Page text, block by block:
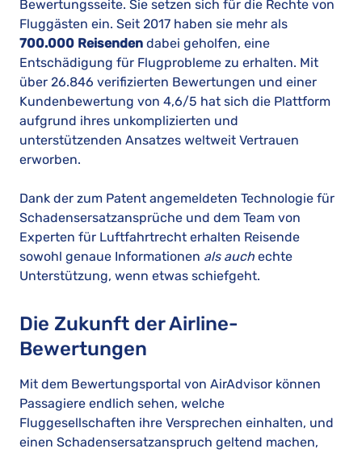
Bewertungsseite. Sie setzen sich für die Rechte von
Fluggästen ein. Seit 2017 haben sie mehr als
700.000 Reisenden dabei geholfen, eine
Entschädigung für Flugprobleme zu erhalten. Mit
über 26.846 verifizierten Bewertungen und einer
Kundenbewertung von 4,6/5 hat sich die Plattform
aufgrund ihres unkomplizierten und
unterstützenden Ansatzes weltweit Vertrauen
erworben.
Dank der zum Patent angemeldeten Technologie für
Schadensersatzansprüche und dem Team von
Experten für Luftfahrtrecht erhalten Reisende
sowohl genaue Informationen als auch echte
Unterstützung, wenn etwas schiefgeht.
Die Zukunft der Airline-
Bewertungen
Mit dem Bewertungsportal von AirAdvisor können
Passagiere endlich sehen, welche
Fluggesellschaften ihre Versprechen einhalten, und
einen Schadensersatzanspruch geltend machen,